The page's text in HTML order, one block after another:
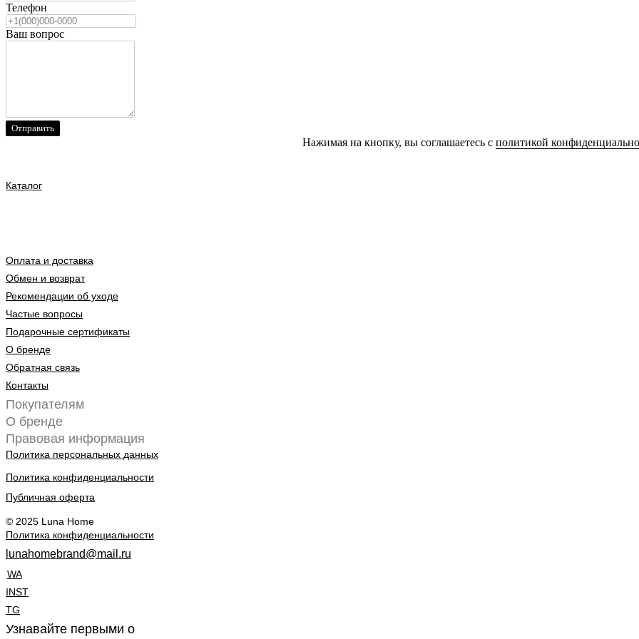
Каталог
Оплата и доставка
Обмен и возврат
Рекомендации об уходе
Частые вопросы
Подарочные сертификаты
О бренде
Обратная связь
Контакты
Покупателям
О бренде
Правовая информация
Политика персональных данных
Политика конфиденциальности
Публичная оферта
© 2025 Luna Home
Политика конфиденциальности
lunahomebrand@mail.ru
WA
INST
TG
Узнавайте первыми о
Телефон
Ваш вопрос
Отправить
Нажимая на кнопку, вы соглашаетесь с политикой